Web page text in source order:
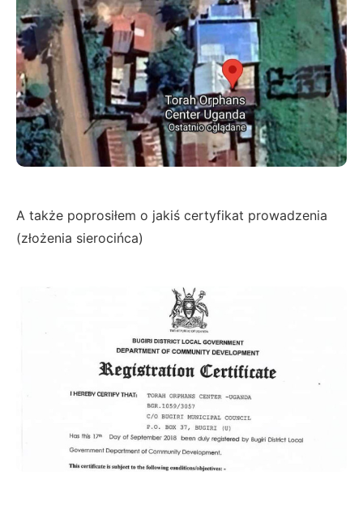
A także poprosiłem o jakiś certyfikat prowadzenia
(złożenia sierocińca)